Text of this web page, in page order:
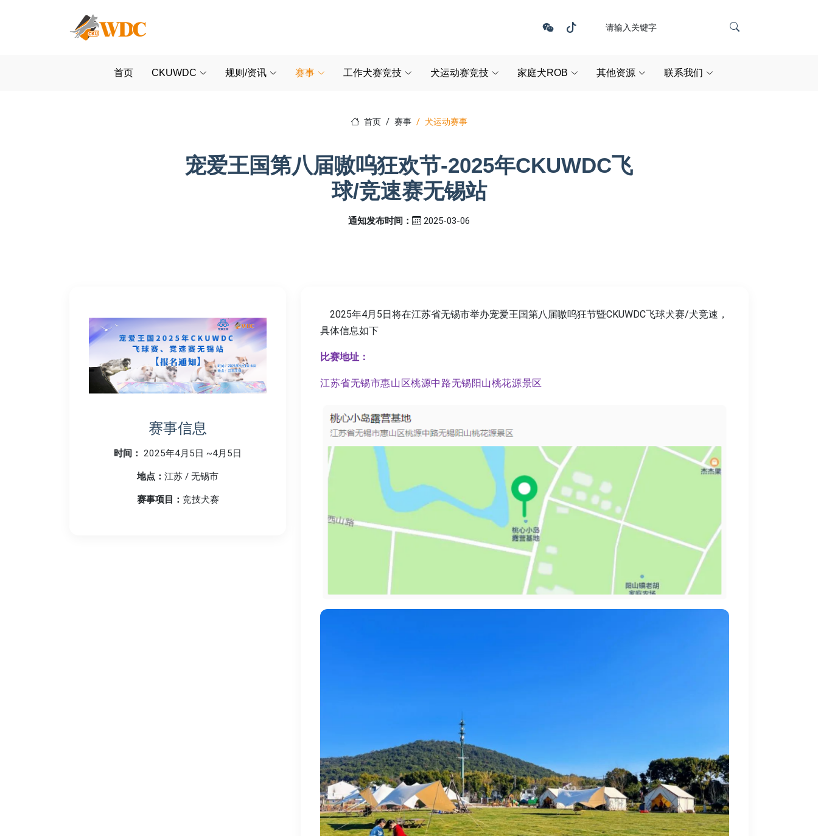
首页 CKUWDC 规则/资讯 赛事 工作犬赛竞技 犬运动赛竞技 家庭犬ROB 其他资源 联系我们
首页 赛事 犬运动赛事
宠爱王国第八届嗷呜狂欢节-2025年CKUWDC飞
球/竞速赛无锡站
通知发布时间： 2025-03-06
赛事信息
时间： 2025年4月5日 ~4月5日
地点： 江苏 / 无锡市
赛事项目： 竞技犬赛
2025年4月5日将在江苏省无锡市举办宠爱王国第八届嗷呜狂节暨CKUWDC飞球犬赛/犬竞速，
具体信息如下
比赛地址：
江苏省无锡市惠山区桃源中路无锡阳山桃花源景区